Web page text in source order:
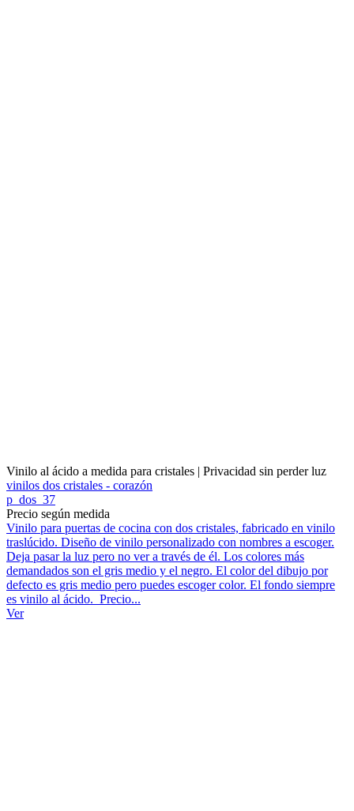
Vinilo al ácido a medida para cristales | Privacidad sin perder luz
vinilos dos cristales - corazón
p_dos_37
Precio según medida
Vinilo para puertas de cocina con dos cristales, fabricado en vinilo
traslúcido. Diseño de vinilo personalizado con nombres a escoger.
Deja pasar la luz pero no ver a través de él. Los colores más
demandados son el gris medio y el negro. El color del dibujo por
defecto es gris medio pero puedes escoger color. El fondo siempre
es vinilo al ácido. Precio...
Ver